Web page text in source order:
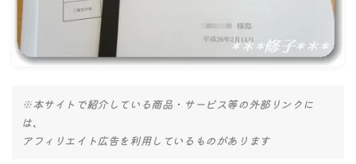
※本サイトで紹介している商品・サービス等の外部リンクに
は、
アフィリエイト広告を利用しているものがあります